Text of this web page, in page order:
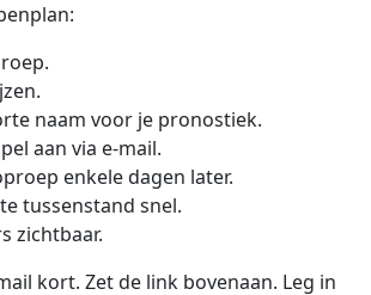
naam voor je pronostiek.
aan via e-mail.
enkele dagen later.
tussenstand snel.
zichtbaar.
kort. Zet de link bovenaan. Leg in